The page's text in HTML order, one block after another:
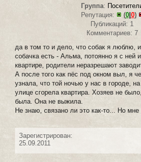
Группа:
Репутация:
(0| 0)
Публикаций: 1
Комментариев: 7
да в том то и дело, что собак я люблю,
собачка есть - Альма, потоянно я с ней
квартире, родители неразрешают
А после того как пёс под окном выл, я
узнала, что той ночью у нас в городе,
улице сгорела квартира. Хозяев не
была. Она не выжила.
Не знаю, связано ли это как-то... Но
Зарегистрирован:
25.09.2011